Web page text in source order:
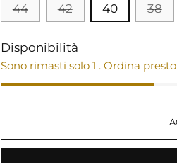
44
42 40 38
Disponibilità
Sono rimasti solo 1 . Ordina